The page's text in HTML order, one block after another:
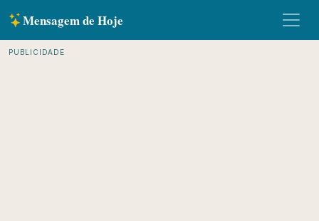
Mensagem de Hoje
PUBLICIDADE